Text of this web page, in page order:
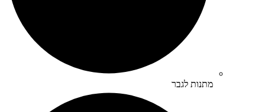
מתנות לגבר